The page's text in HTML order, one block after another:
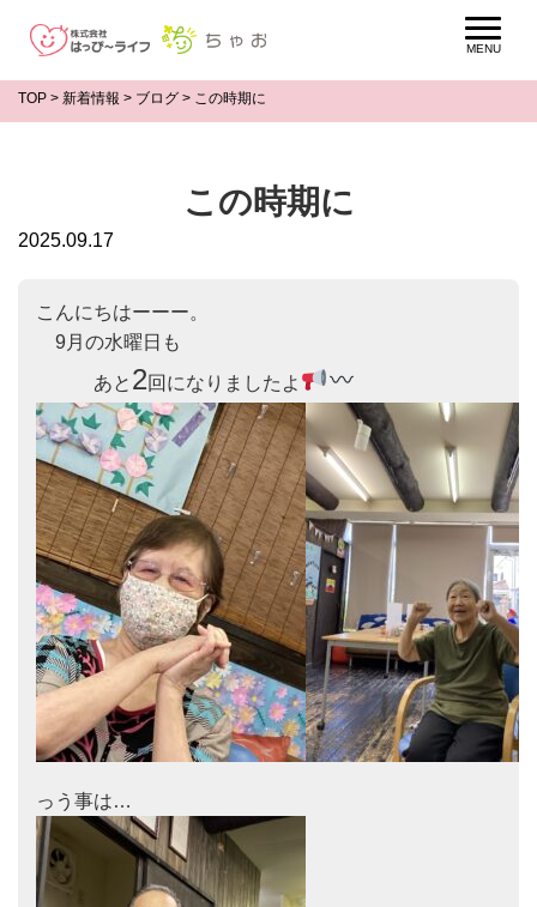
TOP > 新着情報 > ブログ > この時期に
この時期に
2025.09.17
こんにちはーーー。
9月の水曜日も
あと 2回になりましたよ